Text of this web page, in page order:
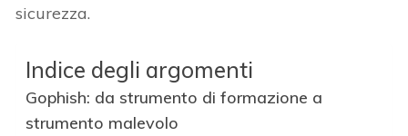
sicurezza.
Indice degli argomenti
Gophish: da strumento di formazione a
strumento malevolo